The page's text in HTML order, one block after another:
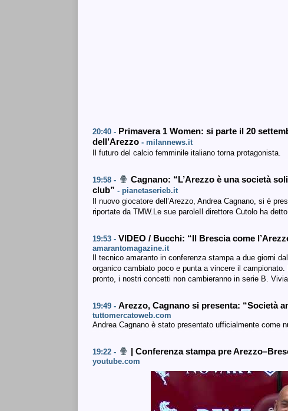
20:40 - Primavera 1 Women: si parte il 20
dell’Arezzo - milannews.it
Il futuro del calcio femminile italiano torna protagonista.
19:58 -
Cagnano: “L’Arezzo è una società
club” - pianetaserieb.it
Il nuovo giocatore dell’Arezzo, Andrea Cagnano, si è
riportate da TMW.Le sue paroleIl direttore Cutolo ha
19:53 - VIDEO / Bucchi: “Il Brescia come
amarantomagazine.it
Il tecnico amaranto in conferenza stampa a due giorni
organico cambiato poco e punta a vincere il
pronto, i nostri concetti non cambieranno in serie B.
19:49 - Arezzo, Cagnano si presenta: “Società
tuttomercatoweb.com
Andrea Cagnano è stato presentato ufficialmente come
19:22 - | Conferenza stampa pre
youtube.com